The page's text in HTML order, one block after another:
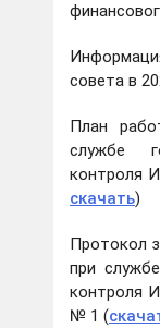
совета в
План
службе
контроля
скачать)
Протокол
при
контроля
№ 1 (